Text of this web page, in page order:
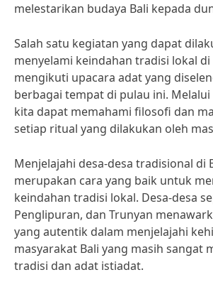
melestarikan budaya Bali kepada
Salah satu kegiatan yang dapat
menyelami keindahan tradisi lokal di
mengikuti upacara adat yang
berbagai tempat di pulau ini. Melalui
kita dapat memahami filosofi dan
setiap ritual yang dilakukan oleh
Menjelajahi desa-desa tradisional di
merupakan cara yang baik untuk
keindahan tradisi lokal. Desa-desa
Penglipuran, dan Trunyan
yang autentik dalam menjelajahi
masyarakat Bali yang masih sangat
tradisi dan adat istiadat.